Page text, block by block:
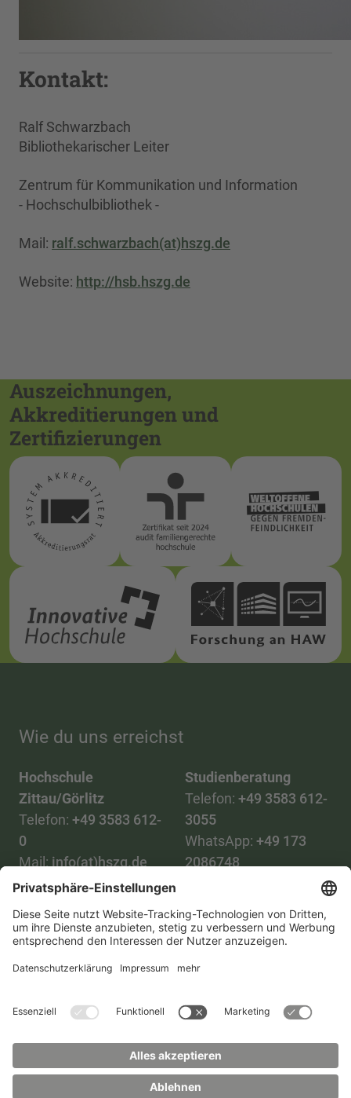
Kontakt:
Ralf Schwarzbach
Bibliothekarischer Leiter
Zentrum für Kommunikation und Information
- Hochschulbibliothek -
Mail: ralf.schwarzbach(at)hszg.de
Website: http://hsb.hszg.de
Auszeichnungen,
Akkreditierungen und
Zertifizierungen
Wie du uns erreichst
Hochschule
Zittau/Görlitz
Telefon: +49 3583 612-
0
Mail: info(at)hszg.de
Studienberatung
Telefon: +49 3583 612-
3055
WhatsApp: +49 173
2086748
Alle StudiengängeDatenschutz
ImpressumBarrierefreiheitPresse